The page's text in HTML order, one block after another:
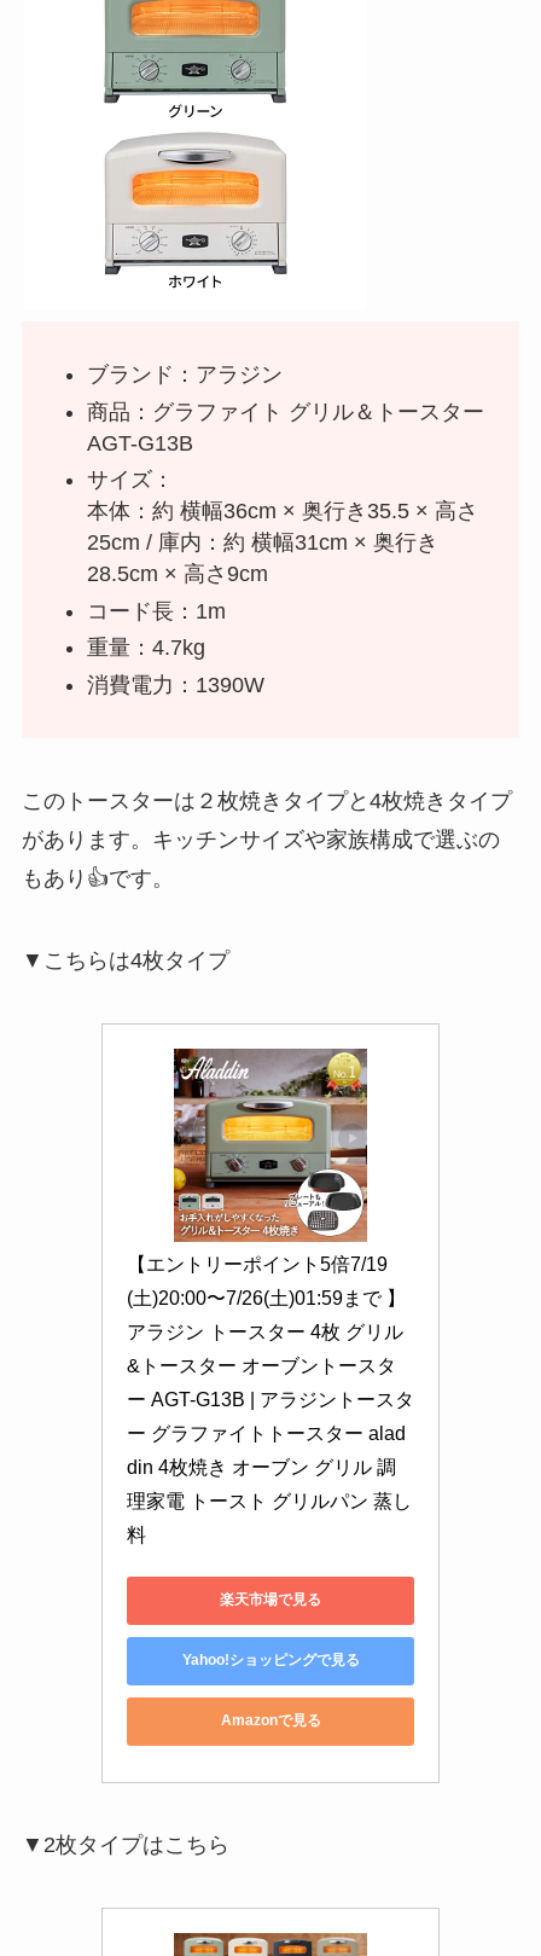
ブランド：アラジン
商品：グラファイト グリル＆トースター
AGT-G13B
サイズ：
本体：約 横幅36cm × 奥行き35.5 × 高さ
25cm / 庫内：約 横幅31cm × 奥行き
28.5cm × 高さ9cm
コード長：1m
重量：4.7kg
消費電力：1390W
このトースターは２枚焼きタイプと4枚焼きタイプ
があります。キッチンサイズや家族構成で選ぶの
もあり👍です。
▼こちらは4枚タイプ
【エントリーポイント5倍7/19
(土)20:00〜7/26(土)01:59まで 】
アラジン トースター 4枚 グリル
&トースター オーブントースタ
ー AGT-G13B | アラジントースタ
ー グラファイトトースター alad
din 4枚焼き オーブン グリル 調
理家電 トースト グリルパン 蒸し
料
楽天市場で見る
Yahoo!ショッピングで見る
Amazonで見る
▼2枚タイプはこちら